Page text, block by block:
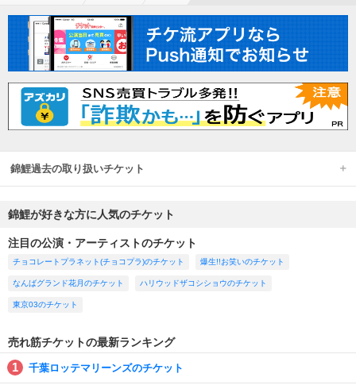
錦鯉過去の取り扱いチケット
錦鯉が好きな方に人気のチケット
注目の公演・アーティストのチケット
チョコレートプラネット(チョコプラ)のチケット 爆生!!お笑いのチケット
なんばグランド花月のチケット ハリウッドザコシショウのチケット
東京03のチケット
売れ筋チケットの最新ランキング
千葉ロッテマリーンズのチケット